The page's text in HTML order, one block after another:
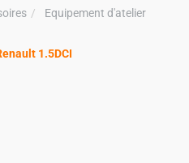
Equipement d'atelier
1.5DCI